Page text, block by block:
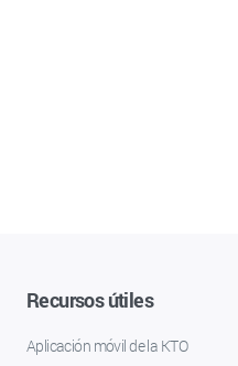
Recursos útiles
Aplicación móvil de la KTO